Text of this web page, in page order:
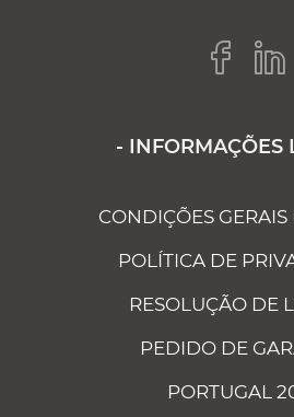
- INFORMAÇÕES
CONDIÇÕES
POLÍTICA DE
RESOLUÇÃO DE
PEDIDO DE
PORTUGAL